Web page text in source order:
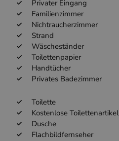
Privater Eingang
Familienzimmer
Nichtraucherzimmer
Strand
Wäscheständer
Toilettenpapier
Handtücher
Privates Badezimmer
Toilette
Kostenlose Toilettenartikel
Dusche
Flachbildfernseher